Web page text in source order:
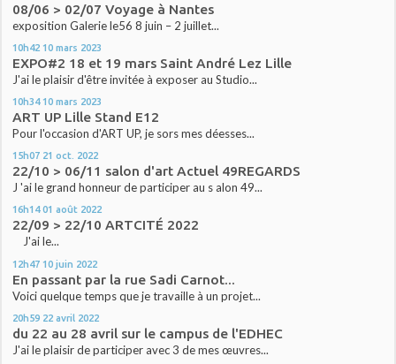
08/06 > 02/07 Voyage à Nantes
exposition Galerie le56 8 juin – 2 juillet...
10h42 10 mars 2023
EXPO#2 18 et 19 mars Saint André Lez Lille
J'ai le plaisir d'être invitée à exposer au Studio...
10h34 10 mars 2023
ART UP Lille Stand E12
Pour l'occasion d'ART UP, je sors mes déesses...
15h07 21 oct. 2022
22/10 > 06/11 salon d'art Actuel 49REGARDS
J 'ai le grand honneur de participer au s alon 49...
16h14 01 août 2022
22/09 > 22/10 ARTCITÉ 2022
J'ai le...
12h47 10 juin 2022
En passant par la rue Sadi Carnot...
Voici quelque temps que je travaille à un projet...
20h59 22 avril 2022
du 22 au 28 avril sur le campus de l'EDHEC
J'ai le plaisir de participer avec 3 de mes œuvres...